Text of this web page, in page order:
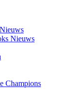
Nieuws
Champions